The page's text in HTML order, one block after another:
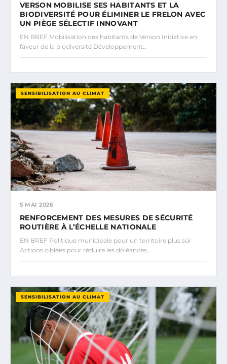
VERSON MOBILISE SES HABITANTS ET LA
BIODIVERSITÉ POUR ÉLIMINER LE FRELON AVEC
UN PIÈGE SÉLECTIF INNOVANT
EN BREF Mobilisation des habitants de Verson Initiative en
faveur de la biodiversité Développement…
SENSIBILISATION AU CLIMAT
5 MAI 2026
RENFORCEMENT DES MESURES DE SÉCURITÉ
ROUTIÈRE À L’ÉCHELLE NATIONALE
EN BREF Politique municipale pour un territoire plus sûr
Actions ciblées pour réduire les doléances…
SENSIBILISATION AU CLIMAT